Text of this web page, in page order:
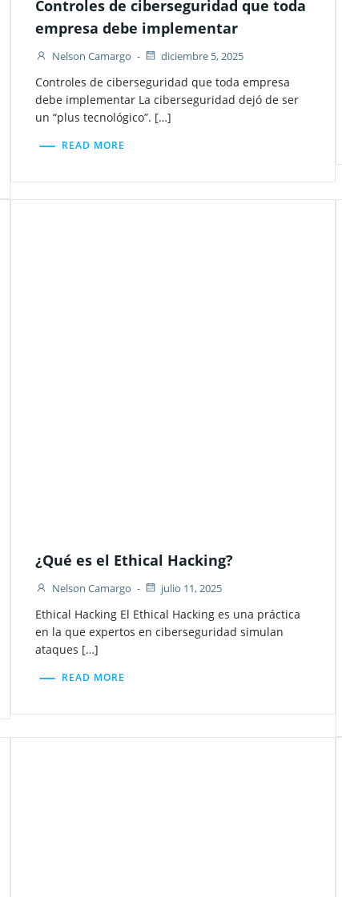
Controles de ciberseguridad que toda
empresa debe implementar
Nelson Camargo - diciembre 5, 2025
Controles de ciberseguridad que toda empresa
debe implementar La ciberseguridad dejó de ser
un “plus tecnológico”. […]
READ MORE
¿Qué es el Ethical Hacking?
Nelson Camargo - julio 11, 2025
Ethical Hacking El Ethical Hacking es una práctica
en la que expertos en ciberseguridad simulan
ataques […]
READ MORE